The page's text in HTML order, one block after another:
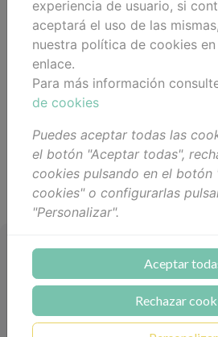
Destacado
Información
experiencia de usuario, si
aceptará el uso de las
nuestra política de cookies
enlace.
Para más información
de cookies
Puedes aceptar todas las
el botón "Aceptar todas",
cookies pulsando en el botón
cookies" o configurarlas
"Personalizar".
Aceptar
Rechazar